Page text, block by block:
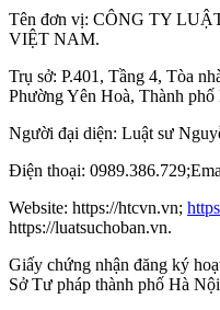
Tên đơn vị: CÔNG TY
VIỆT NAM.
Trụ sở: P.401, Tầng 4, Tòa
Phường Yên Hoà, Thành
Người đại diện: Luật sư
Điện thoại:
Website: https://htcvn.vn;
https://luatsuchoban.vn.
Giấy chứng nhận đăng ký
Sở Tư pháp thành phố Hà